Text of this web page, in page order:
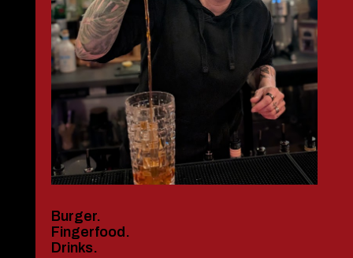
Burger.
Fingerfood.
Drinks.